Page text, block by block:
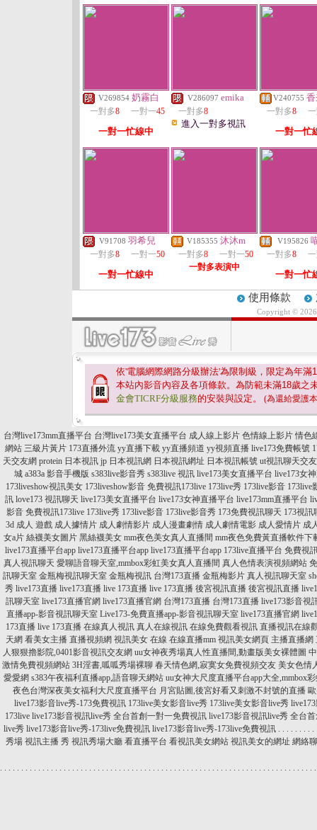
V269854 奶霧白
一對多8 一對一45
一對一忙線中
V286097 emika
一對多8
進入一對多視訊
V240755
一對多8
一對一忙
V91708 羽希兒
一對多8 一對一50
一對一忙線中
V185355 沐沐m
一對多8 一對一50
一對多表演中
V195826
一對多8
一對一忙
使用條款
Copyright ©
依'電腦網際網路分級辦法'為限制級，限定為年滿
本站內影音內容及各項條款。為防範未滿18歲之
金會TICRF分級服務的安裝與設定。 (為還給愛護
台灣live173mm直播平台 台灣live173美女直播平台 成人線上影片 色情線上影片 情色
網站 三級片黃片 173直播外流 yy直播下載 yy直播頻道 yy視頻直播 live173免費帳號
天交友網 protein 日本視訊 jp 日本視訊網 日本視訊網址 日本視訊帳號 ut視訊聊天交
城 a383a 影音手機版 s383live影音秀 s383live 視訊 live173美女直播平台 live173女
173liveshow視訊美女 173liveshow影音 免費視訊173live 173live秀 173live影音 173live
訊 love173 視訊聊天 live173美女直播平台 live173女神直播平台 live173mm直播平台
影音 免費視訊173live 173live秀 173live影音 173live影音秀 173免費視訊聊天 173視訊
3d 成人 遊戲 成人據情片 成人劇情影片 成人漫畫劇情 成人劇情電影 成人愛情片 成
女a片 絲襪美女圖片 黑絲襪美女 mm夜色美女真人直播間 mm夜色免費黃直播軟件下
live173直播平台app live173直播平台app live173直播平台app 173live直播平台 免費視
真人視訊聊天 愛聊語音聊天室,mmbox彩虹美女真人直播間 真人色情表演視頻網站
訊聊天室 金瓶梅視訊聊天室 金瓶梅視訊 台灣173直播 金瓶梅影片 真人視訊聊天室
秀 live173直播 live173直播 live 173直播 live 173直播 後宮視訊直播 後宮視訊直播
訊聊天室 live173直播官網 live173直播官網 台灣173直播 台灣173直播 live173影音視
直播app-影音視訊聊天室 Live173-免費直播app-影音視訊聊天室 live173直播官網
173直播 live 173直播 在線真人視訊 真人在線視訊 在線免費觀看視訊 直播視訊在線
天網 看美女主播 直播視頻網 視訊美女 在線 在線直播mm 視訊美女網頁 主播直播網
人狠狠擼影院,0401影音視訊交友網 uu女神夜秀場真人性直播間,動畫版美女裸體圖
激情免費視頻網站 3H淫書,呱呱秀場裸聊 春天情色網,寂寞女免費視頻交友 美女色情
愛愛網 s383午夜福利直播app,語音聊天網站 uu女神大尺度直播平台app大全,mmbox
夜色台灣深夜美女福利大尺度直播平台 月宮貼圖,後宮好看又刺激不封號的直播
live173影音live秀-173免費視訊 173live美女影音live秀 173live美女影音live秀
173live live173影音視訊live秀 全台首創一對一免費視訊 live173影音視訊live秀 全台
live秀 live173影音live秀-173live免費視訊 live173影音live秀-173live免費視訊 . . . . . . . . .
秀場 視訊主播 秀 視訊秀場大廳 看直播平台 看視訊美女網站 視訊美女的網址 網絡
. . . . . . . . . . . . . . . . . . . . . . . . . . . . . . . . . . . . . . . . . . . . . . . . . . . . . . . . . . . . . . . . . . . . . . . . . . .